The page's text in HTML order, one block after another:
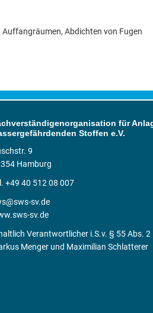
Abdichten von Fugen
für
Stoffen e.V.
9
Hamburg
+49 40 512 08 007
sv.de
sv.de
Verantwortlicher i.S.v. § 55 Abs. 2
Menger und Maximilian Schlatterer